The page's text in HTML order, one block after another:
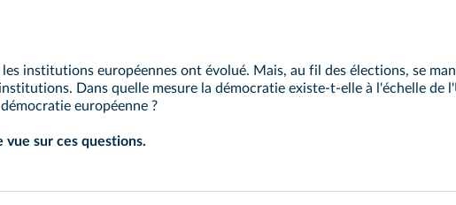
institutions européennes ont évolué. Mais, au fil des élections, se
Dans quelle mesure la démocratie existe-t-elle à l'échelle de
européenne ?
vue sur ces questions.